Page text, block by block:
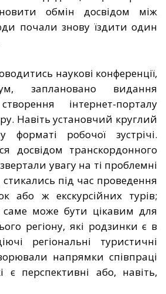
обмін досвідом між
почали знову їздити один
наукові конференції,
заплановано видання
інтернет-порталу
Навіть установчий круглий
форматі робочої зустрічі.
досвідом транскордонного
увагу на ті проблемні
під час проведення
або ж екскурсійних турів;
саме може бути цікавим для
регіону, які родзинки є в
регіональні туристичні
напрямки співпраці
є перспективні або, навіть,